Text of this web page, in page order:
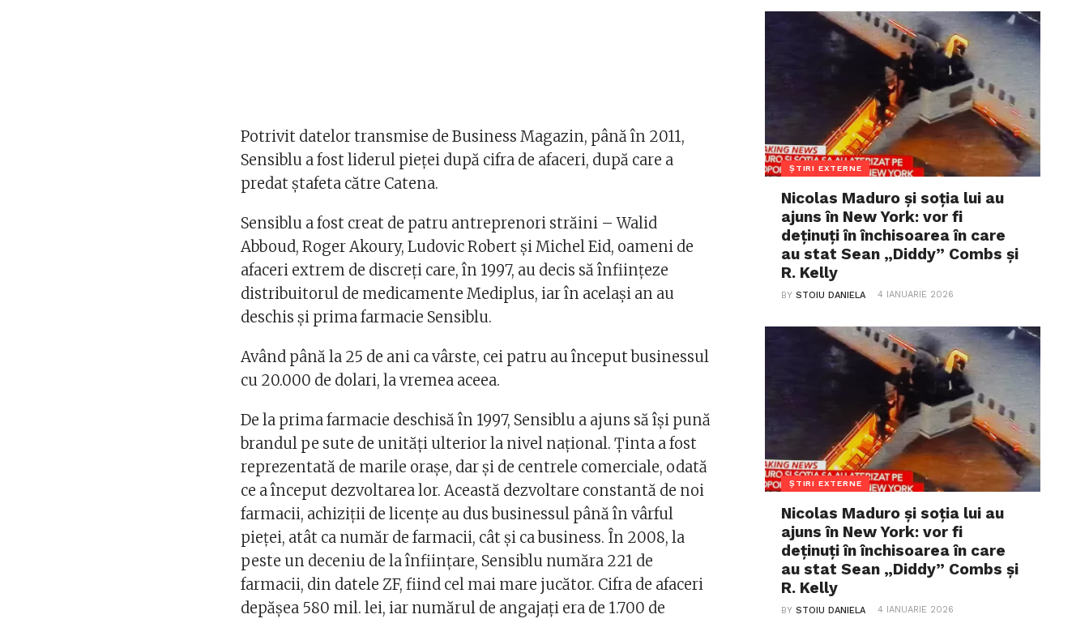
Potrivit datelor transmise de Business Magazin, până în 2011,
Sensiblu a fost liderul pieţei după cifra de afaceri, după care a
predat ştafeta către Catena.
Sensiblu a fost creat de patru antreprenori străini – Walid
Abboud, Roger Akoury, Ludovic Robert şi Michel Eid, oameni de
afaceri extrem de discreţi care, în 1997, au decis să înfiinţeze
distribuitorul de medicamente Mediplus, iar în acelaşi an au
deschis şi prima farmacie Sensiblu.
Având până la 25 de ani ca vârste, cei patru au început businessul
cu 20.000 de dolari, la vremea aceea.
De la prima farmacie deschisă în 1997, Sensiblu a ajuns să îşi pună
brandul pe sute de unităţi ulterior la nivel naţional. Ţinta a fost
reprezentată de marile oraşe, dar şi de centrele comerciale, odată
ce a început dezvoltarea lor. Această dezvoltare constantă de noi
farmacii, achiziţii de licenţe au dus businessul până în vârful
pieţei, atât ca număr de farmacii, cât şi ca business. În 2008, la
peste un deceniu de la înfiinţare, Sensiblu număra 221 de
farmacii, din datele ZF, fiind cel mai mare jucător. Cifra de afaceri
depăşea 580 mil. lei, iar numărul de angajaţi era de 1.700 de
ȘTIRI EXTERNE
Nicolas Maduro și soția lui au
ajuns în New York: vor fi
deținuți în închisoarea în care
au stat Sean „Diddy” Combs și
R. Kelly
BYSTOIU DANIELA 4 IANUARIE 2026
ȘTIRI EXTERNE
Nicolas Maduro și soția lui au
ajuns în New York: vor fi
deținuți în închisoarea în care
au stat Sean „Diddy” Combs și
R. Kelly
BYSTOIU DANIELA 4 IANUARIE 2026